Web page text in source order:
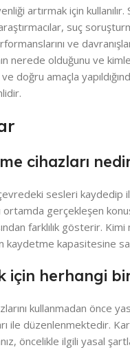
artırmak için
suç
ve
nerede olduğunu ve
doğru amaçla
cihazları
sesleri
ortamda gerçekleşen
farklılık gösterir.
kaydetme kapasitesine
için herhangi
kullanmadan önce
ile düzenlenmektedir.
öncelikle ilgili yasal